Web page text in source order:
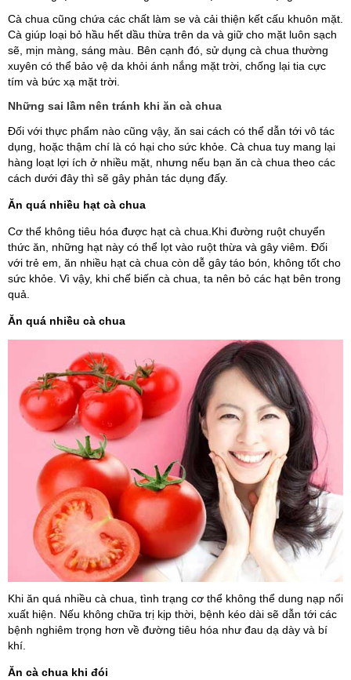
Cà chua cũng chứa các chất làm se và cải thiện kết cấu khuôn mặt.
Cà giúp loại bỏ hầu hết dầu thừa trên da và giữ cho mặt luôn sạch
sẽ, mịn màng, sáng màu. Bên cạnh đó, sử dụng cà chua thường
xuyên có thể bảo vệ da khỏi ánh nắng mặt trời, chống lại tia cực
tím và bức xạ mặt trời.
Những sai lầm nên tránh khi ăn cà chua
Đối với thực phẩm nào cũng vậy, ăn sai cách có thể dẫn tới vô tác
dụng, hoặc thậm chí là có hại cho sức khỏe. Cà chua tuy mang lại
hàng loạt lợi ích ở nhiều mặt, nhưng nếu bạn ăn cà chua theo các
cách dưới đây thì sẽ gây phản tác dụng đấy.
Ăn quá nhiều hạt cà chua
Cơ thể không tiêu hóa được hạt cà chua.Khi đường ruột chuyển
thức ăn, những hạt này có thể lọt vào ruột thừa và gây viêm. Đối
với trẻ em, ăn nhiều hạt cà chua còn dễ gây táo bón, không tốt cho
sức khỏe. Vì vậy, khi chế biến cà chua, ta nên bỏ các hạt bên trong
quả.
Ăn quá nhiều cà chua
Khi ăn quá nhiều cà chua, tình trạng cơ thể không thể dung nạp nổi
xuất hiện. Nếu không chữa trị kịp thời, bệnh kéo dài sẽ dẫn tới các
bệnh nghiêm trọng hơn về đường tiêu hóa như đau dạ dày và bí
khí.
Ăn cà chua khi đói